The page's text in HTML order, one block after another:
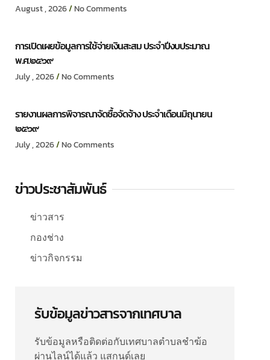
August , 2026 No Comments
การเปิดเผยข้อมูลการใช้จ่ายเงินสะสม ประจำปีงบประมาณ
พ.ศ.๒๕๖๙
July , 2026 No Comments
รายงานผลการพิจารณาจัดซื้อจัดจ้าง ประจำเดือนมิถุนายน
๒๕๖๙
July , 2026 No Comments
ข่าวประชาสัมพันธ์
ข่าวสาร
กองช่าง
ข่าวกิจกรรม
รับข้อมูลข่าวสารจากเทศบาล
รับข้อมูลหรือติดต่อกับเทศบาลตำบลชำฆ้อ
ผ่านไลน์ได้แล้ว แสกนด์เลย